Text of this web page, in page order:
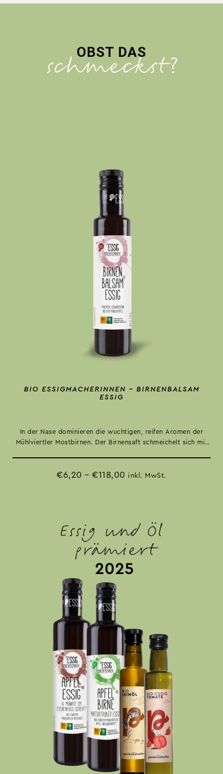
OBST DAS
schmeckst?
BIO ESSIGMACHERINNEN – BIRNENBALSAM
ESSIG
In der Nase dominieren die wuchtigen, reifen Aromen der
Mühlviertler Mostbirnen. Der Birnensaft schmeichelt sich mit
€6,20 –€118,00 inkl. MwSt.